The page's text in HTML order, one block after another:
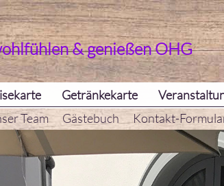
& genießen OHG
Getränkekarte
Team Gästebuch Kontakt-